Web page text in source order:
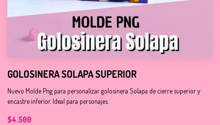
GOLOSINERA SOLAPA SUPERIOR
Nuevo Molde Png para personalizar golosinera Solapa de cierre superior y
encastre inferior. Ideal para personajes.
$4.500